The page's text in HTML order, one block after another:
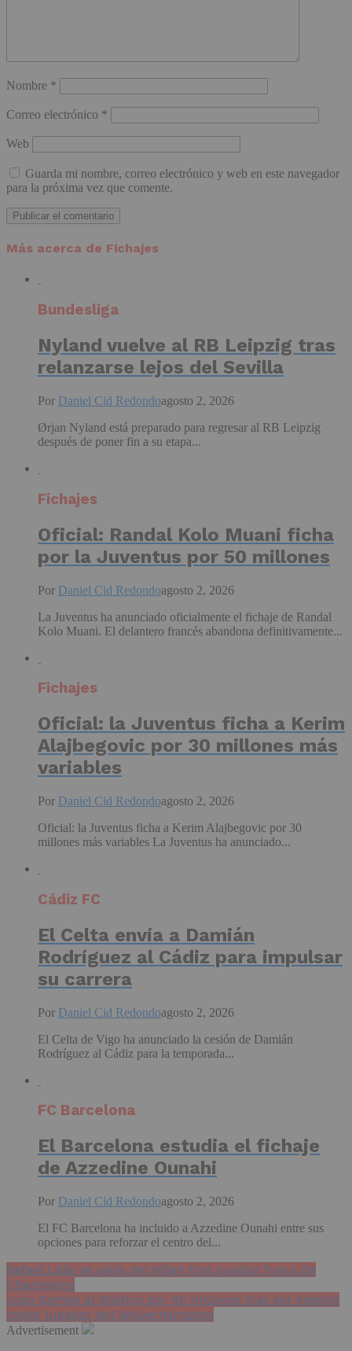
Nombre *
Correo electrónico *
Web
Guarda mi nombre, correo electrónico y web en este navegador
para la próxima vez que comente.
Más acerca de Fichajes
Bundesliga
Nyland vuelve al RB Leipzig tras
relanzarse lejos del Sevilla
Por Daniel Cid Redondoagosto 2, 2026
Ørjan Nyland está preparado para regresar al RB Leipzig
después de poner fin a su etapa...
Fichajes
Oficial: Randal Kolo Muani ficha
por la Juventus por 50 millones
Por Daniel Cid Redondoagosto 2, 2026
La Juventus ha anunciado oficialmente el fichaje de Randal
Kolo Muani. El delantero francés abandona definitivamente...
Fichajes
Oficial: la Juventus ficha a Kerim
Alajbegovic por 30 millones más
variables
Por Daniel Cid Redondoagosto 2, 2026
Oficial: la Juventus ficha a Kerim Alajbegovic por 30
millones más variables La Juventus ha anunciado...
Cádiz FC
El Celta envía a Damián
Rodríguez al Cádiz para impulsar
su carrera
Por Daniel Cid Redondoagosto 2, 2026
El Celta de Vigo ha anunciado la cesión de Damián
Rodríguez al Cádiz para la temporada...
FC Barcelona
El Barcelona estudia el fichaje
de Azzedine Ounahi
Por Daniel Cid Redondoagosto 2, 2026
El FC Barcelona ha incluido a Azzedine Ounahi entre sus
opciones para reforzar el centro del...
Rafael Leão se aleja del Milan tras quedar fuera de
Champions
Joao Gomes al Atlético por 45 millones tras ser elegido
mejor jugador del Wolverhampton
Advertisement